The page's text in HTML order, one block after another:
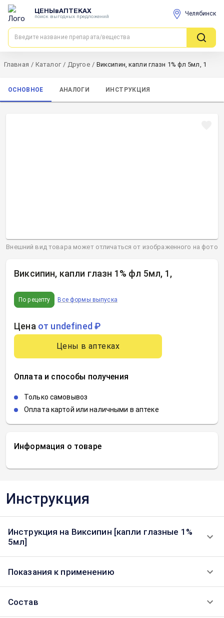
ЦЕНЫвАПТЕКАХ
поиск выгодных предложений Челябинск
Главная / Каталог / Другое / Виксипин, капли глазн 1% фл 5мл, 1
ОСНОВНОЕ АНАЛОГИ ИНСТРУКЦИЯ
Информация о товаре
Виксипин, капли глазн 1% фл 5мл, 1 ,
По рецепту Все формы выпуска
Цена от undefined ₽
Цены в аптеках
Оплата и способы получения
Только самовывоз
Оплата картой или наличными в аптеке
Внешний вид товара может отличаться от изображенного на фото
Инструкция
Инструкция на Виксипин [капли глазные 1%
5мл]
Показания к применению
Состав